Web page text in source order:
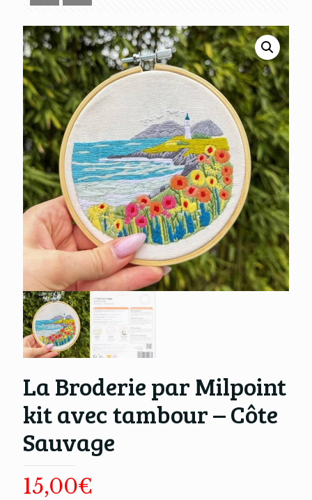
La Broderie par Milpoint
kit avec tambour – Côte
Sauvage
15,00€